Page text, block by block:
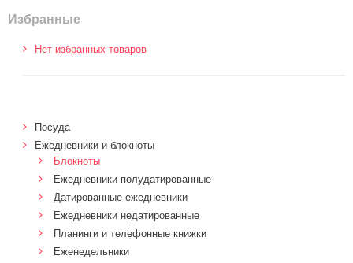
Избранные
Нет избранных товаров
Посуда
Ежедневники и блокноты
Блокноты
Ежедневники полудатированные
Датированные ежедневники
Ежедневники недатированные
Планинги и телефонные книжки
Еженедельники